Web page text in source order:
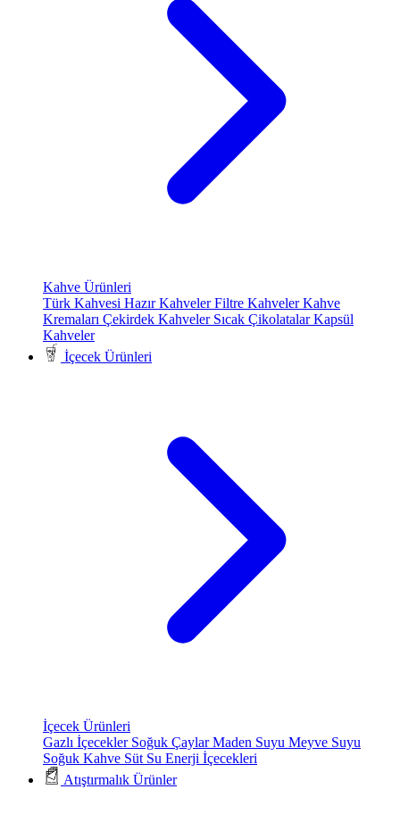
Kahve Ürünleri
Türk Kahvesi Hazır KahvelerFiltre KahvelerKahve
Kremaları Çekirdek Kahveler Sıcak ÇikolatalarKapsül
Kahveler
İçecek Ürünleri
İçecek Ürünleri
Gazlı İçecekler Soğuk ÇaylarMaden Suyu Meyve Suyu
Soğuk Kahve Süt Su Enerji İçecekleri
Atıştırmalık Ürünler